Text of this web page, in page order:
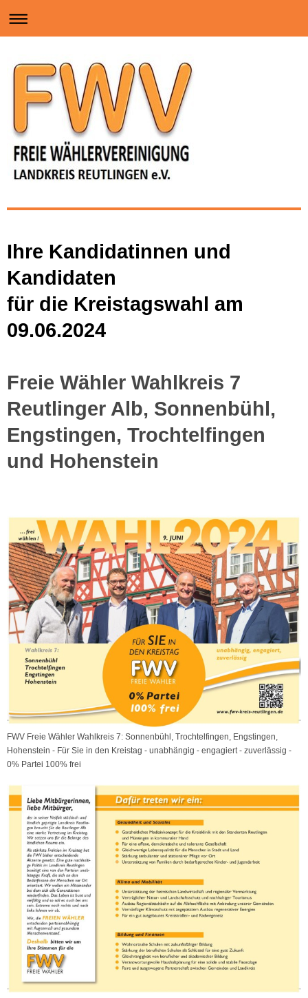
Ihre Kandidatinnen und
Kandidaten
für die Kreistagswahl am
09.06.2024
Freie Wähler Wahlkreis 7
Reutlinger Alb, Sonnenbühl,
Engstingen, Trochtelfingen
und Hohenstein
FWV Freie Wähler Wahlkreis 7: Sonnenbühl, Trochtelfingen, Engstingen,
Hohenstein - Für Sie in den Kreistag - unabhängig - engagiert - zuverlässig -
0% Partei 100% frei